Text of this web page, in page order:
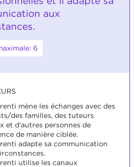
aux
6
mène les échanges avec des
des familles, des tuteurs
et d'autres personnes de
de manière ciblée.
adapte sa communication
utilise les canaux